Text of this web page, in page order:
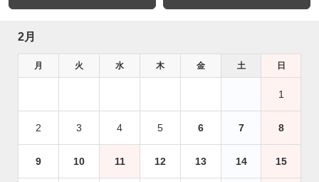
2月
月 火 水 木 金 土 日
1
2 3 4 5 6 7 8
9 10 11 12 13 14 15